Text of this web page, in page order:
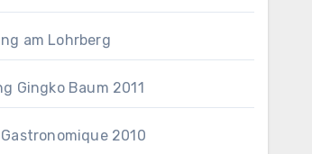
am Lohrberg
Gingko Baum 2011
2010